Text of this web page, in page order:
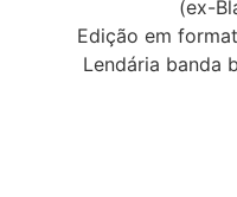
(ex-
Edição em
Lendária banda